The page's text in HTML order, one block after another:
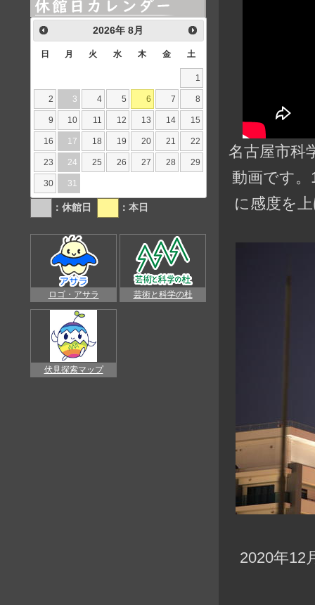
名古屋市科
動画です
に感度を
2020年12
2026年8月
日 月 火 水 木 金 土
1
2 3 4 5 6 7 8
9 10 11 12 13 14 15
16 17 18 19 20 21 22
23 24 25 26 27 28 29
30 31
：休館日 ：本日
ロゴ・アサラ 芸術と科学の杜
伏見探索マップ